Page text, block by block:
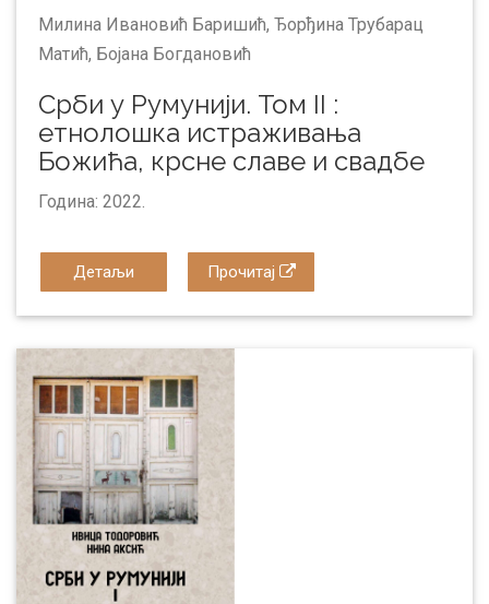
Милина Ивановић Баришић, Ђорђина Трубарац
Матић, Бојана Богдановић
Срби у Румунији. Том II :
етнолошка истраживања
Божића, крсне славе и свадбе
Година: 2022.
Детаљи Прочитај